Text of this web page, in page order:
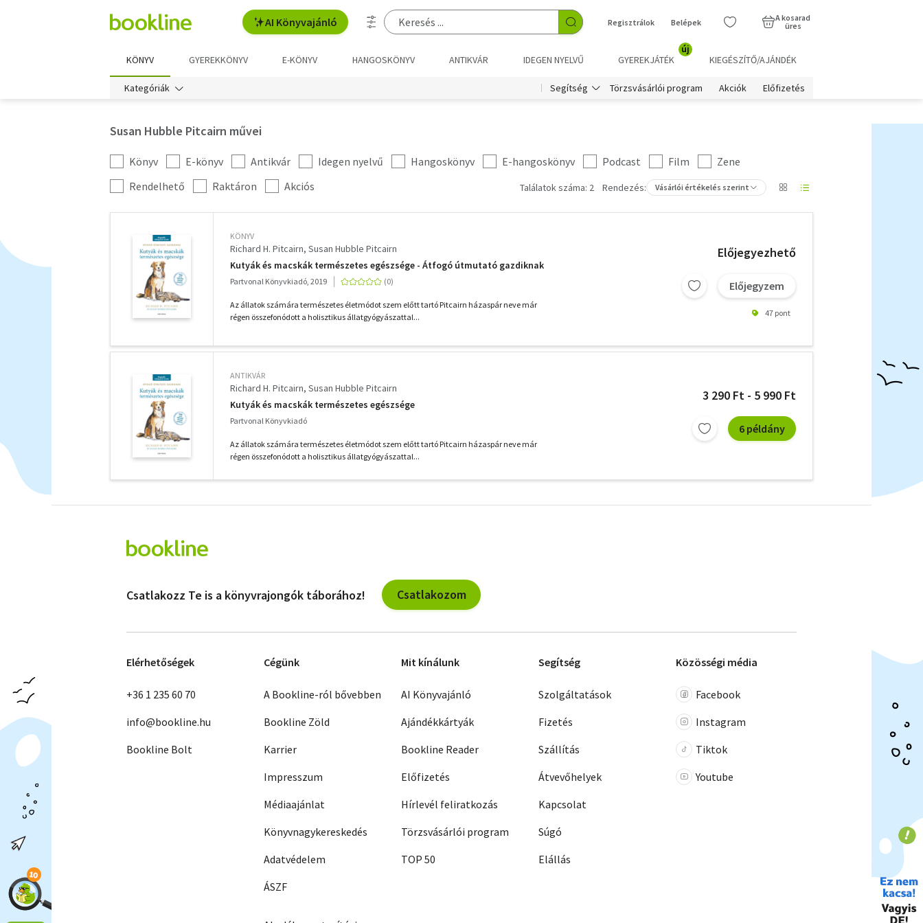
AI Könyvajánló Regisztrálok Belépek
A kosarad
üres
KÖNYV GYEREKKÖNYV E-KÖNYV HANGOSKÖNYV ANTIKVÁR IDEGEN NYELVŰ GYEREKJÁTÉK
új
KIEGÉSZÍTŐ/AJÁNDÉK
Kategóriák Segítség Törzsvásárlói program Akciók Előfizetés
Susan Hubble Pitcairn művei
Kategória
szűrés
Könyv E-könyv Antikvár Idegen nyelvű Hangoskönyv E-hangoskönyv Podcast Film
Zene
További
szűrők
Rendelhető Raktáron Akciós Találatok száma: 2 Rendezés: Vásárlói értékelés szerint
KÖNYV
Richard H. Pitcairn Susan Hubble Pitcairn
Kutyák és macskák természetes egészsége - Átfogó útmutató gazdiknak
Partvonal Könyvkiadó, 2019
Az állatok számára természetes életmódot szem előtt tartó Pitcairn házaspár neve már
régen összefonódott a holisztikus állatgyógyászattal...
Előjegyezhető
Előjegyzem
47 pont
ANTIKVÁR
Richard H. Pitcairn Susan Hubble Pitcairn
Kutyák és macskák természetes egészsége
Partvonal Könyvkiadó
Az állatok számára természetes életmódot szem előtt tartó Pitcairn házaspár neve már
régen összefonódott a holisztikus állatgyógyászattal...
3 290 Ft - 5 990 Ft
6 példány
szűrők
Csatlakozz Te is a könyvrajongók táborához! Csatlakozom
Elérhetőségek
+36 1 235 60 70
info@bookline.hu
Bookline Bolt
Cégünk
A Bookline-ról bővebben
Bookline Zöld
Karrier
Impresszum
Médiaajánlat
Könyvnagykereskedés
Adatvédelem
ÁSZF
Mit kínálunk
AI Könyvajánló
Ajándékkártyák
Bookline Reader
Előfizetés
Hírlevél feliratkozás
Törzsvásárlói program
TOP 50
Segítség
Szolgáltatások
Fizetés
Szállítás
Átvevőhelyek
Kapcsolat
Súgó
Elállás
Közösségi média
Facebook
Instagram
Tiktok
Youtube